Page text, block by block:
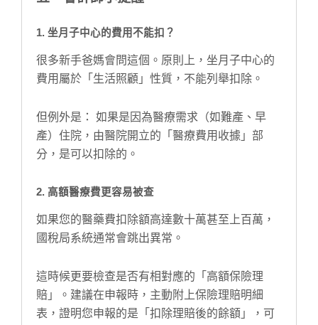
1. 坐月子中心的費用不能扣？
很多新手爸媽會問這個。原則上，坐月子中心的
費用屬於「生活照顧」性質，不能列舉扣除。
但例外是： 如果是因為醫療需求（如難產、早
產）住院，由醫院開立的「醫療費用收據」部
分，是可以扣除的。
2. 高額醫療費更容易被查
如果您的醫藥費扣除額高達數十萬甚至上百萬，
國稅局系統通常會跳出異常。
這時候更要檢查是否有相對應的「高額保險理
賠」。建議在申報時，主動附上保險理賠明細
表，證明您申報的是「扣除理賠後的餘額」，可